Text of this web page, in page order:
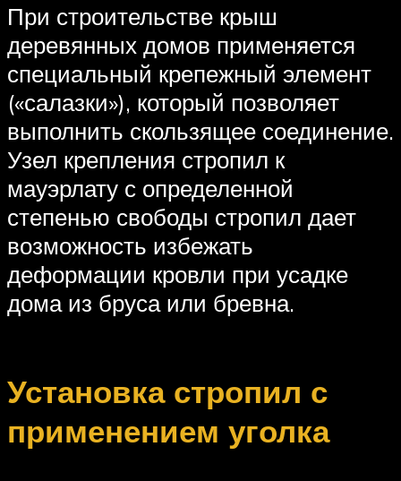
При строительстве крыш
деревянных домов применяется
специальный крепежный элемент
(«салазки»), который позволяет
выполнить скользящее соединение.
Узел крепления стропил к
мауэрлату с определенной
степенью свободы стропил дает
возможность избежать
деформации кровли при усадке
дома из бруса или бревна.
Установка стропил с
применением уголка